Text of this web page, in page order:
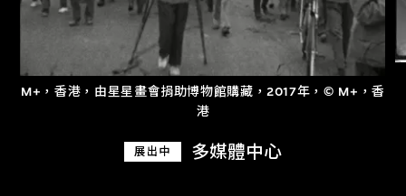
M+，香港，由星星畫會捐助博物館購藏，2017年，© M+，香
港
展出中 多媒體中心
關於M+藏品
探索世界頂級的二十及二十一世紀視覺